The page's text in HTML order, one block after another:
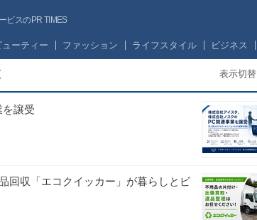
ビスのPR TIMES
ューティー ファッション ライフスタイル ビジネス
表示切替
譲受
回収「エコクイッカー」が暮らしとビ